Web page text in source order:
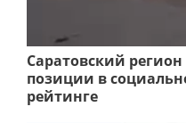
Саратовский
позиции в
рейтинге